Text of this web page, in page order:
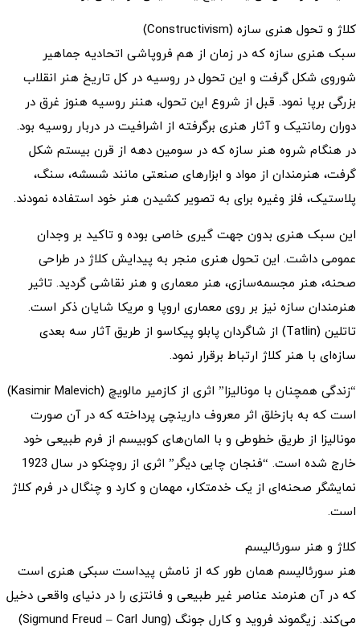
کلاژ و تحول هنری سازه (Constructivism)
سبک هنری سازه که در زمان از هم فروپاشی اتحادیه جماهیر
شوروی شکل گرفت و این تحول در روسیه در کل تاریخ هنر انقلاب
بزرگی برپا نمود. قبل از شروع این تحول، هننر روسیه هنوز غرق در
دوران رمانتیک و آثار هنری برگرفته از اشرافیت در دربار روسیه بود.
در هنگام شروه هنر سازه که در سومین دهه از قرن بیستم شکل
گرفت، هنرمندان از مواد و ابزارهای صنعتی مانند شسشه، سنگ،
پلاستیک، فلز وغیره برای به تصویر کشیدن هنر خود استفاده نمودند.
این سبک هنری بدون جهت گیری خاصی بوده و تاکید بر وجدان
عمومی داشت. این تحول هنری منجر به پیدایش کلاژ در طراحی
صحنه، هنر مجسمه‌سازی، هنر معماری و هنر نقاشی گردید. تاثیر
هنرمندان سازه نیز بر روی معماری اروپا و مریکا شایان ذکر است.
تاتلین (Tatlin) از شاگردان پابلو پیکاسو از طریق آثار سه بعدی
سازه‌ای با هنر کلاژ ارتباط برقرار نمود.
“زندگی همچنان با مونالیزا” اثری از کازمیر مالویچ (Kasimir Malevich)
است که به بازخلق اثر معروف دارینچی پرداخته که در آن صورت
مونالیزا از طریق خطوطی و با المان‌های کوبیسم از فرم طبیعی خود
خارج شده است. “فنجان چایی دیگر” اثری از روچنکو در سال 1923
نمایشگر صحنه‌ای از یک خدمتکار، مهمان و کارد و چنگال در فرم کلاژ
است.
کلاژ و هنر سورئالیسم
هنر سورئالیسم همان طور که از نامش پیداست سبکی هنری است
که در آن هنرمند عناصر غیر طبیعی و فانتزی را در دنیای واقعی دخیل
می‌کند. زیگموند فروید و کارل جونگ (Sigmund Freud – Carl Jung)